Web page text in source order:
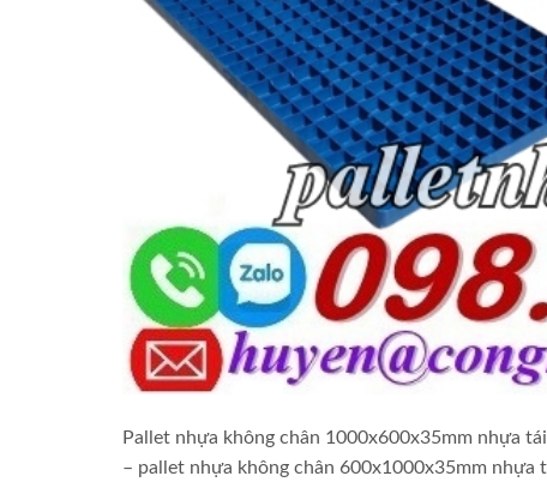
Pallet nhựa không chân 1000x600x35mm nhựa
– pallet nhựa không chân 600x1000x35mm